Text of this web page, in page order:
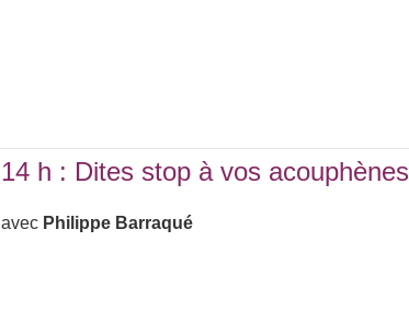
14 h : Dites stop à vos acouphènes
avec Philippe Barraqué